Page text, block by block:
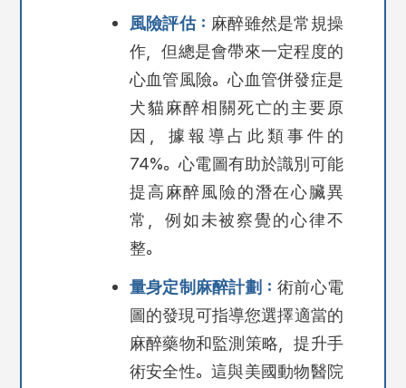
風險評估： 麻醉雖然是常規操
作，但總是會帶來一定程度的
心血管風險。心血管併發症是
犬貓麻醉相關死亡的主要原
因，據報導占此類事件的
74%。心電圖有助於識別可能
提高麻醉風險的潛在心臟異
常，例如未被察覺的心律不
整。
量身定制麻醉計劃：術前心電
圖的發現可指導您選擇適當的
麻醉藥物和監測策略，提升手
術安全性。這與美國動物醫院